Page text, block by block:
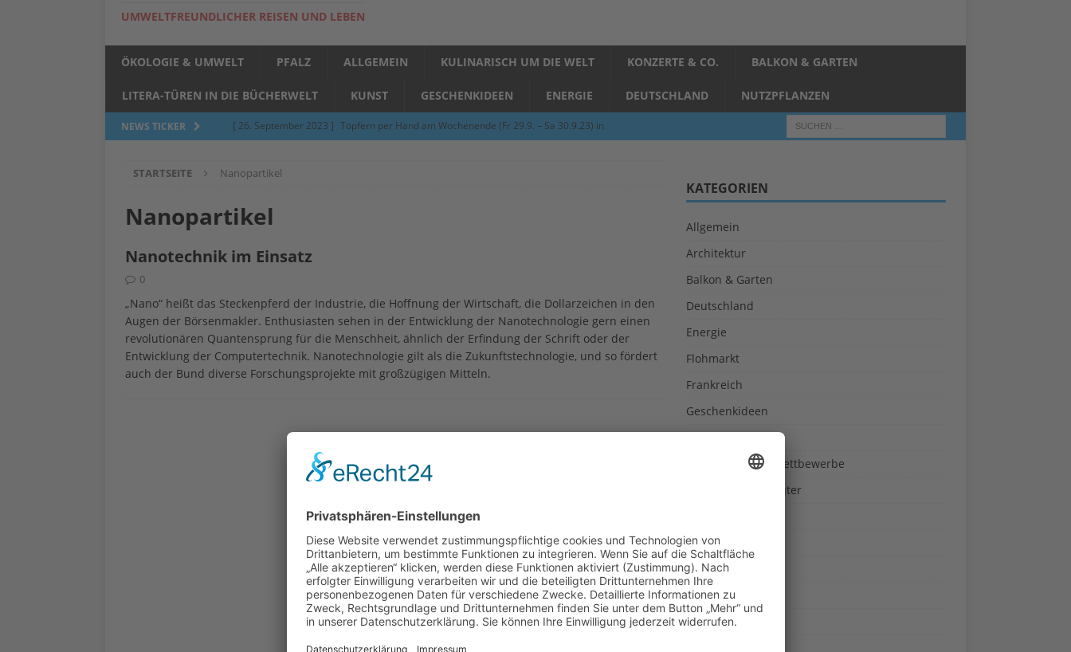
UMWELTFREUNDLICHER REISEN UND LEBEN
ÖKOLOGIE & UMWELT PFALZ ALLGEMEIN KULINARISCH UM DIE WELT KONZERTE & CO. BALKON & GARTEN
LITERA-TÜREN IN DIE BÜCHERWELT KUNST GESCHENKIDEEN ENERGIE DEUTSCHLAND NUTZPFLANZEN
NEWS TICKER [ 26. September 2023 ] Töpfern per Hand am Wochenende (Fr 29.9. – Sa 30.9.23) in
[ 5. Juni 2023 ]
ALLGEMEIN
[ 24. März 2023 ]
[ 12. Juni 2014 ]
Grasmilben (Herbstgrasmilben, Erntemilben) sind unterwegs: Das große
Jucken auf acht Beinen…
GESUNDHEIT
STARTSEITE Nanopartikel
Nanopartikel
Nanotechnik im Einsatz
0
„Nano“ heißt das Steckenpferd der Industrie, die Hoffnung der Wirtschaft, die Dollarzeichen in den
Augen der Börsenmakler. Enthusiasten sehen in der Entwicklung der Nanotechnologie gern einen
revolutionären Quantensprung für die Menschheit, ähnlich der Erfindung der Schrift oder der
Entwicklung der Computertechnik. Nanotechnologie gilt als die Zukunftstechnologie, und so fördert
auch der Bund diverse Forschungsprojekte mit großzügigen Mitteln.
KATEGORIEN
Allgemein
Architektur
Balkon & Garten
Deutschland
Energie
Flohmarkt
Frankreich
Geschenkideen
Gewinnspiele & Wettbewerbe
Gewürze und Kräuter
Hochwasser
Ideen-Reich
Italien
Japan